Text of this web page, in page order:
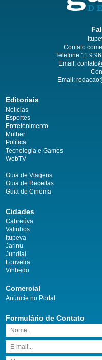
Contato
Telefone 11
Email:
Email:
Editoriais
Notícias
Esportes
Entretenimento
Mulher
Política
Tecnologia e Games
WebTV
Guia de Viagens
Guia de Receitas
Guia de Cinema
Cidades
Cabreúva
Valinhos
Itupeva
Jarinu
Jundiaí
Louveira
Vinhedo
Comercial
Anúncie no Portal
Formulário de Contato